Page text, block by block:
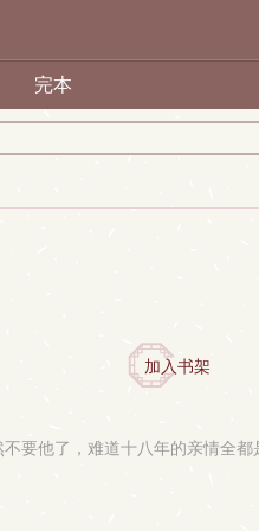
完本
加入书架
要他了，难道十八年的亲情全